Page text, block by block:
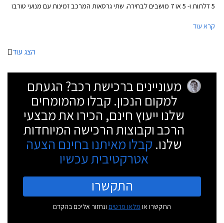
5 דלתות ו- 5 או 7 מושבים לבחירה. שתי גרסאות המרכב זמינות עם מנועי טורבו
קרא עוד
הצג עוד
מעוניינים ברכישת רכב? הגעתם
למקום הנכון. קבלו מהמומחים
שלנו ייעוץ חינם, הכירו את מבצעי
הרכב וקבוצות הרכישה המיוחדות
שלנו. קבלו מאיתנו בחינם הצעה
אטרקטיבית עכשיו
התקשרו
התקשרו או מלאו פרטים ונחזור אליכם בהקדם